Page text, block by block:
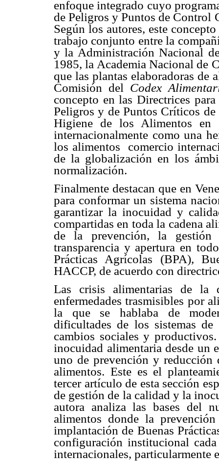
enfoque integrado cuyo
de Peligros y Puntos de Control
Según los autores, este
trabajo conjunto entre la
y la Administración Nacional
1985, la Academia Nacional de
que las plantas elaboradoras de
Comisión del Codex
concepto en las Directrices
Peligros y de Puntos Críticos
Higiene de los Alimentos en
internacionalmente como una
los alimentos comercio
de la globalización en los
normalización.
Finalmente destacan que en
para conformar un sistema
garantizar la inocuidad y
compartidas en toda la cadena
de la prevención, la gestión
transparencia y apertura en
Prácticas Agrícolas (BPA),
HACCP, de acuerdo con
Las crisis alimentarias de la
enfermedades trasmisibles por
la que se hablaba de
dificultades de los sistemas
cambios sociales y
inocuidad alimentaria desde
uno de prevención y reducción
alimentos. Este es el
tercer artículo de esta sección
de gestión de la calidad y la
autora analiza las bases del
alimentos donde la
implantación de Buenas
configuración institucional
internacionales, particularmente